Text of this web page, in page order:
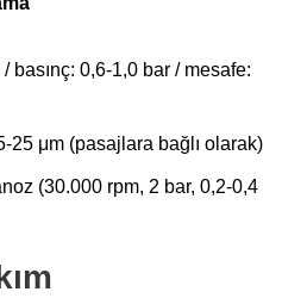
basınç: 0,6-1,0 bar / mesafe:
25 μm (pasajlara bağlı olarak)
(30.000 rpm, 2 bar, 0,2-0,4